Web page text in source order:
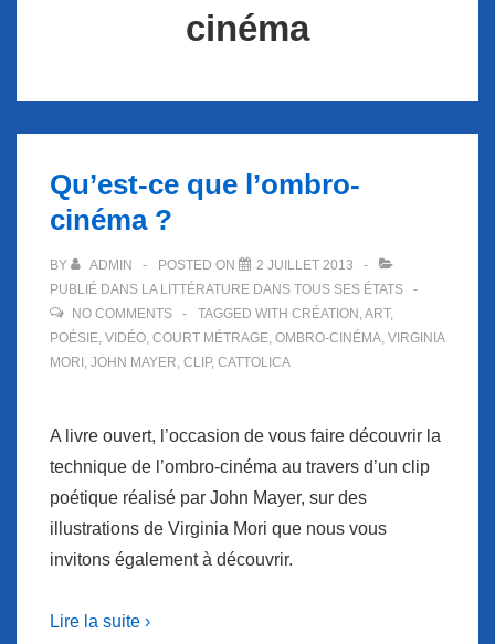
cinéma
Qu’est-ce que l’ombro-
cinéma ?
BY ADMIN POSTED ON
2 JUILLET 2013
PUBLIÉ DANS LA LITTÉRATURE DANS TOUS SES ÉTATS
NO COMMENTS
TAGGED WITH CRÉATION ,ART,
POÉSIE, VIDÉO, COURT MÉTRAGE, OMBRO-CINÉMA, VIRGINIA
MORI , JOHN MAYER, CLIP, CATTOLICA
A livre ouvert, l’occasion de vous faire découvrir la
technique de l’ombro-cinéma au travers d’un clip
poétique réalisé par John Mayer, sur des
illustrations de Virginia Mori que nous vous
invitons également à découvrir.
Lire la suite ›